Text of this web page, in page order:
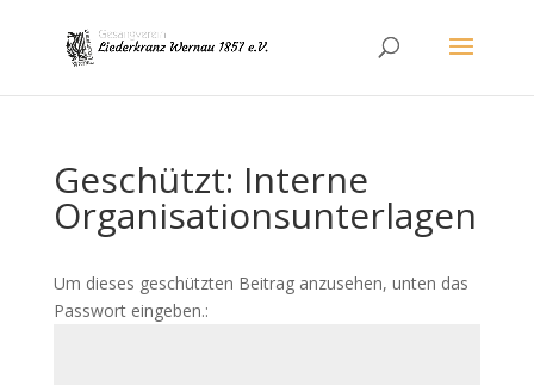
Geschützt: Interne
Organisationsunterlagen
Um dieses geschützten Beitrag anzusehen, unten das
Passwort eingeben.: